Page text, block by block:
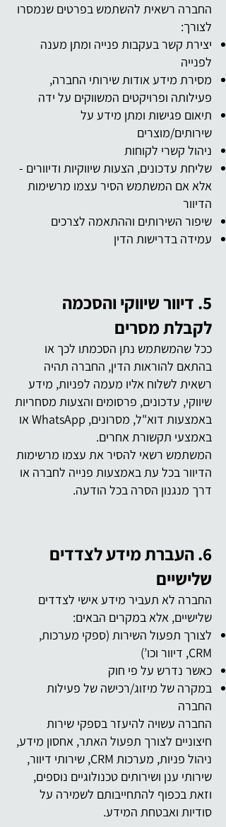
החברה רשאית להשתמש בפרטים שנמסרו
לצורך:
יצירת קשר בעקבות פנייה ומתן מענה
לפנייה
מסירת מידע אודות שירותי החברה,
פעילותה ופרויקטים המשווקים על ידה
תיאום פגישות ומתן מידע על
שירותים/מוצרים
ניהול קשרי לקוחות
שליחת עדכונים, הצעות שיווקיות ודיוורים -
אלא אם המשתמש הסיר עצמו מרשימות
הדיוור
שיפור השירותים וההתאמה לצרכים
עמידה בדרישות הדין
5. דיוור שיווקי והסכמה
לקבלת מסרים
ככל שהמשתמש נתן הסכמתו לכך או
בהתאם להוראות הדין, החברה תהיה
רשאית לשלוח אליו מעמה לפניות, מידע
שיווקי, עדכונים, פרסומים והצעות מסחריות
באמצעות דוא"ל, מסרונים, WhatsApp או
באמצעי תקשורת אחרים.
המשתמש רשאי להסיר את עצמו מרשימות
הדיוור בכל עת באמצעות פנייה לחברה או
דרך מנגנון הסרה בכל הודעה.
6. העברת מידע לצדדים
שלישיים
החברה לא תעביר מידע אישי לצדדים
שלישיים, אלא במקרים הבאים:
לצורך תפעול השירות (ספקי מערכות,
CRM, דיוור וכו’)
כאשר נדרש על פי חוק
במקרה של מיזוג/רכישה של פעילות
החברה
החברה עשויה להיעזר בספקי שירות
חיצוניים לצורך תפעול האתר, אחסון מידע,
ניהול פניות, מערכות CRM, שירותי דיוור,
שירותי ענן ושירותים טכנולוגיים נוספים,
וזאת בכפוף להתחייבותם לשמירה על
סודיות ואבטחת המידע.